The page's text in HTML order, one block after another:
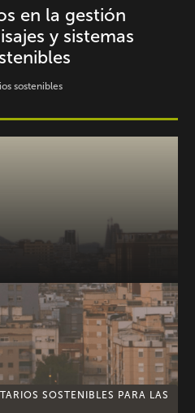
en la gestión
y sistemas
sostenibles
SOSTENIBLES PARA LAS